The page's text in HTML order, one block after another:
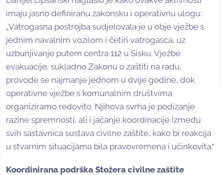
imaju jasno definiranu zakonsku i operativnu ulogu:
„Vatrogasna postrojba sudjelovala je u obje vježbe s
jednim navalnim vozilom i četiri vatrogasca, uz
uzbunjivanje putem centra 112 u Sisku. Vježbe
evakuacije, sukladno Zakonu o zaštiti na radu,
provode se najmanje jednom u dvije godine, dok
operativne vježbe s komunalnim društvima
organiziramo redovito. Njihova svrha je podizanje
razine spremnosti, ali i jačanje koordinacije između
svih sastavnica sustava civilne zaštite, kako bi reakcija
u stvarnim situacijama bila pravovremena i učinkovita.“
Koordinirana podrška Stožera civilne zaštite